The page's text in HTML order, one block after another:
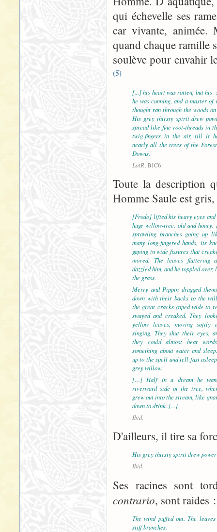
qui échevelle ses
car vivante, animée.
quand chaque ramille
soulève pour envahir
(5)
[...] his heart was rotten, but his
he was cunning, and a master of
thought ran through the woods
His grey thirsty spirit drew
spread like fine root-threads in
twig-fingers in the air, till it
nearly all the trees of the
Downs.
LotR, B1C6
Toute la description
Homme Saule est
[Frodo] lifted his heavy eyes
huge willow-tree, old and
sprawling branches going up
many long-fingered hands, its
gaping in wide fissures that
moved. The leaves fluttering
dazzled him, and he toppled
the grass.
Merry and Pippin dragged
down with their backs to the
the great cracks gaped wide to
swayed and creaked. They
yellow leaves, moving softly
singing. They shut their eyes,
they could almost hear
something about water and
up to the spell and fell fast
grey willow.
[…] Half in a dream he
riverward side of the tree,
grew out into the stream, like
down to drink. [...]
Ibid.
D'ailleurs, il tire sa
His grey thirsty spirit drew
Ibid.
Ses racines sont
contrario, sont raides :
The wind puffed out. The
stiff branches.